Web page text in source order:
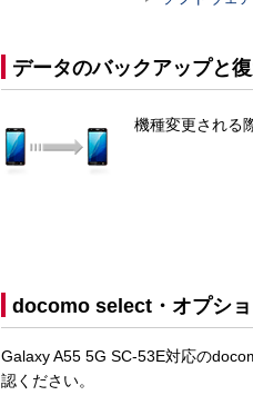
データのバックアップと
機種変更される
docomo select・オプシ
Galaxy A55 5G SC-53E対応の
認ください。